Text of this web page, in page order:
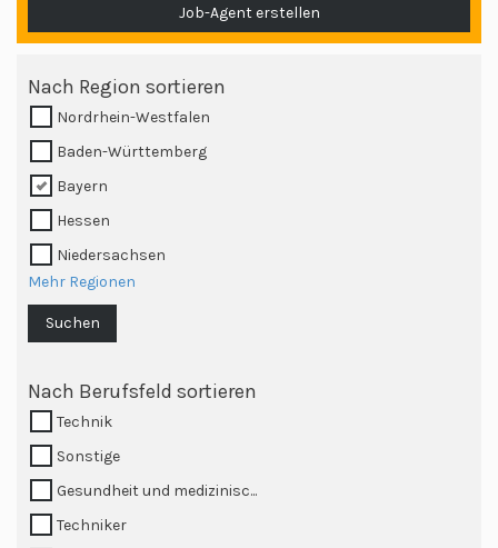
Job-Agent erstellen
Nach Region sortieren
Nordrhein-Westfalen
Baden-Württemberg
Bayern
Hessen
Niedersachsen
Mehr Regionen
Suchen
Nach Berufsfeld sortieren
Technik
Sonstige
Gesundheit und medizinisc...
Techniker